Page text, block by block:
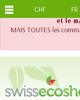
!! Important !!
et le
MAIS TOUTES les
CHF FR